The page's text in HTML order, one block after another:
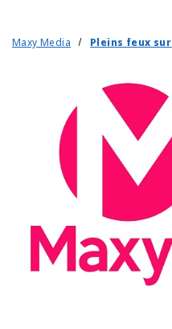
Maxy Media Pleins feux